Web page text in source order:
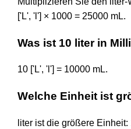
['L', 'l'] × 1000 = 25000 mL.
Was ist 10 liter in
10 ['L', 'l'] = 10000 mL.
Welche Einheit ist
liter ist die größere Einheit: